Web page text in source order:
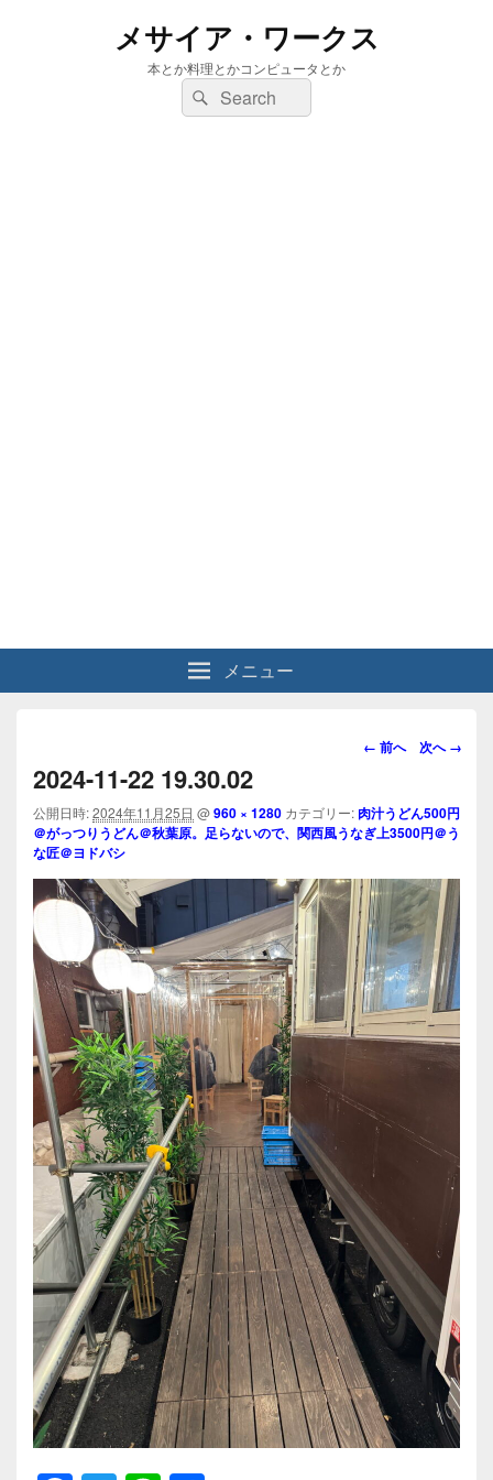
メサイア・ワークス
本とか料理とかコンピュータとか
検
索:
検
索
メニュー
画
ビ
ゲ
シ
ョ
ン
← 前へ 次へ →
2024-11-22 19.30.02
公開日時:2024年11月25日 @960 × 1280 カテゴリー: 肉汁うどん500円
＠がっつりうどん＠秋葉原。足らないので、関西風うなぎ上3500円＠う
な匠＠ヨドバシ